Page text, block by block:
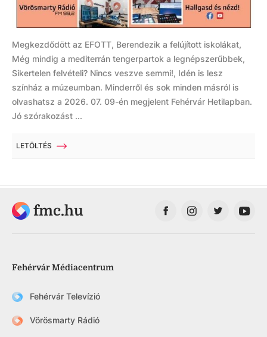
Megkezdődött az EFOTT, Berendezik a felújított iskolákat,
Még mindig a mediterrán tengerpartok a legnépszerűbbek,
Sikertelen felvételi? Nincs veszve semmi!, Idén is lesz
színház a múzeumban. Minderről és sok minden másról is
olvashatsz a 2026. 07. 09-én megjelent Fehérvár Hetilapban.
Jó szórakozást ...
LETÖLTÉS
fmc.hu
Fehérvár Médiacentrum
Fehérvár Televízió
Vörösmarty Rádió